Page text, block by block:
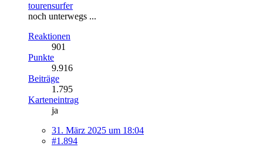
tourensurfer
noch unterwegs ...
Reaktionen
901
Punkte
9.916
Beiträge
1.795
Karteneintrag
ja
31. März 2025 um 18:04
#1.894